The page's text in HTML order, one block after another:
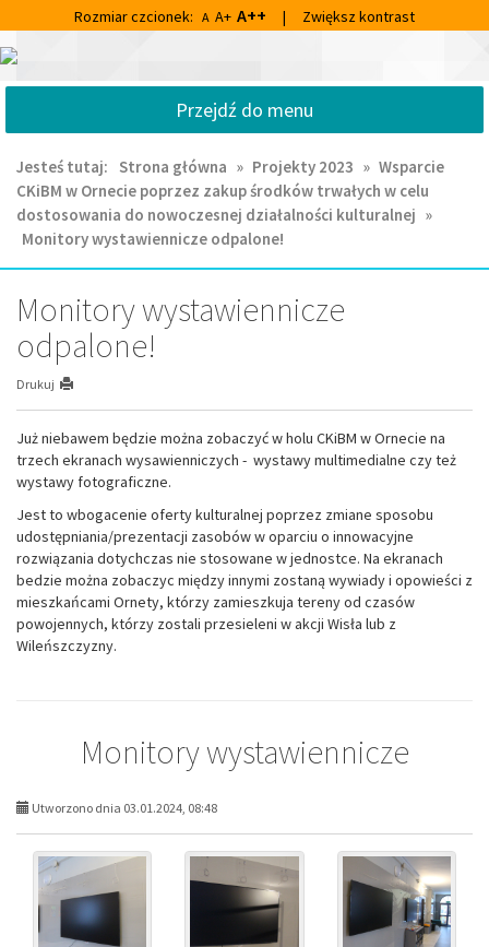
do
głównej
do
wyszukiwarki
Rozmiar czcionek: A A+ A++ | Zwiększ kontrast
Centrum
Kultury
Biblioteka
im.
Franciszka
Chruściela
Ornecie
Przejdź do menu
Jesteś tutaj: Strona główna » Projekty 2023 » Wsparcie
CKiBM w Ornecie poprzez zakup środków trwałych w celu
dostosowania do nowoczesnej działalności kulturalnej »
Monitory wystawiennicze odpalone!
Monitory wystawiennicze
odpalone!
Drukuj
Już niebawem będzie można zobaczyć w holu CKiBM w Ornecie na
trzech ekranach wysawienniczych - wystawy multimedialne czy też
wystawy fotograficzne.
Jest to wbogacenie oferty kulturalnej poprzez zmiane sposobu
udostępniania/prezentacji zasobów w oparciu o innowacyjne
rozwiązania dotychczas nie stosowane w jednostce. Na ekranach
bedzie można zobaczyc między innymi zostaną wywiady i opowieści z
mieszkańcami Ornety, którzy zamieszkuja tereny od czasów
powojennych, którzy zostali przesieleni w akcji Wisła lub z
Wileńszczyzny.
Monitory wystawiennicze
Utworzono dnia 03.01.2024, 08:48